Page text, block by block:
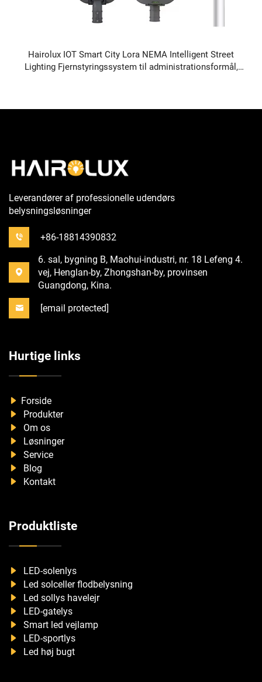
Hairolux IOT Smart City Lora NEMA Intelligent Street
Lighting Fjernstyringssystem til administrationsformål,
Leverandører af professionelle udendørs
belysningsløsninger
+86-18814390832
6. sal, bygning B, Maohui-industri, nr. 18 Lefeng 4.
vej, Henglan-by, Zhongshan-by, provinsen
Guangdong, Kina.
[email protected]
Hurtige links
Forside
Produkter
Om os
Løsninger
Service
Blog
Kontakt
Produktliste
LED-solenlys
Led solceller flodbelysning
Led sollys havelejr
LED-gatelys
Smart led vejlamp
LED-sportlys
Led høj bugt